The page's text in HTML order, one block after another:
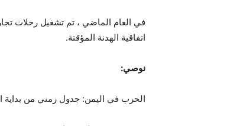
في العام الماضي ، تم تشغيل رحلات
اتفاقية الهدنة المؤقتة.
نوصي:
الحرب في اليمن: جدول زمني من بداية